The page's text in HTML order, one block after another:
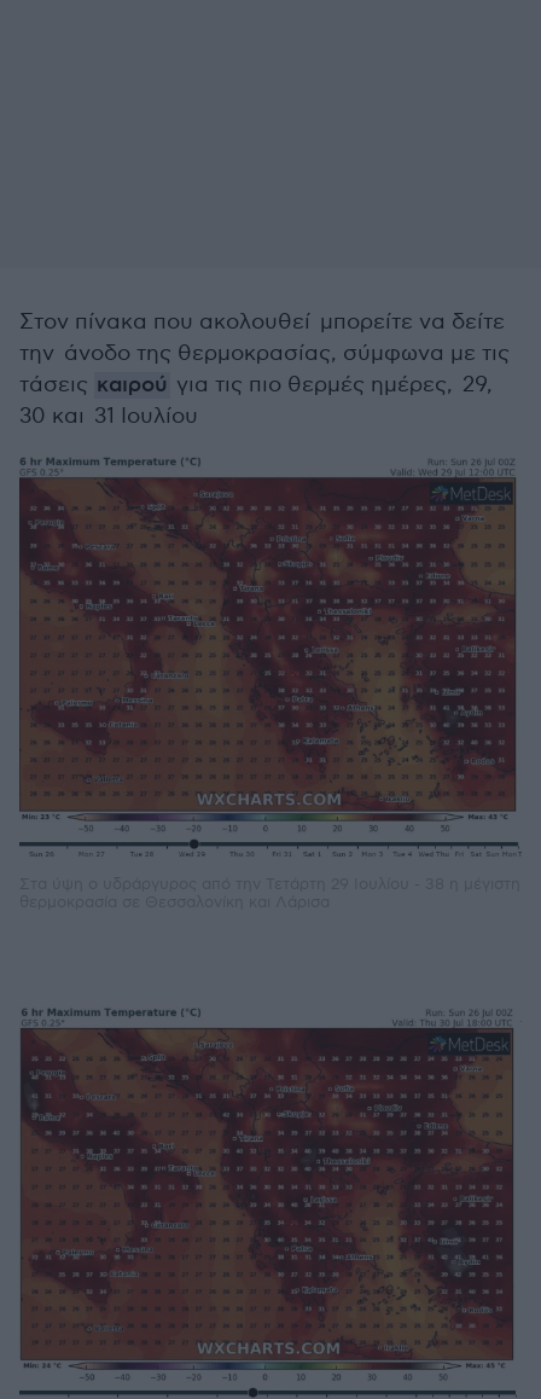
Στον πίνακα που ακολουθεί μπορείτε να δείτε
την άνοδο της θερμοκρασίας, σύμφωνα με τις
τάσεις καιρού για τις πιο θερμές ημέρες, 29,
30 και 31 Ιουλίου